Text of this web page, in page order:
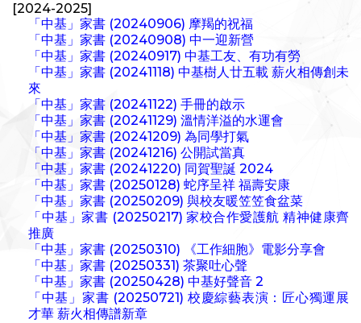
[2024-2025]
「中基」家書 (20240906) 摩羯的祝福
「中基」家書 (20240908) 中一迎新營
「中基」家書 (20240917) 中基工友、有功有勞
「中基」家書 (20241118) 中基樹人廿五載 薪火相傳創未
來
「中基」家書 (20241122) 手冊的啟示
「中基」家書 (20241129) 溫情洋溢的水運會
「中基」家書 (20241209) 為同學打氣
「中基」家書 (20241216) 公開試當真
「中基」家書 (20241220) 同賀聖誕 2024
「中基」家書 (20250128) 蛇序呈祥 福壽安康
「中基」家書 (20250209) 與校友暖笠笠食盆菜
「中基」家書 (20250217) 家校合作愛護航 精神健康齊
推廣
「中基」家書 (20250310) 《工作細胞》電影分享會
「中基」家書 (20250331) 茶聚吐心聲
「中基」家書 (20250428) 中基好聲音 2
「中基」家書 (20250721) 校慶綜藝表演：匠心獨運展
才華 薪火相傳譜新章